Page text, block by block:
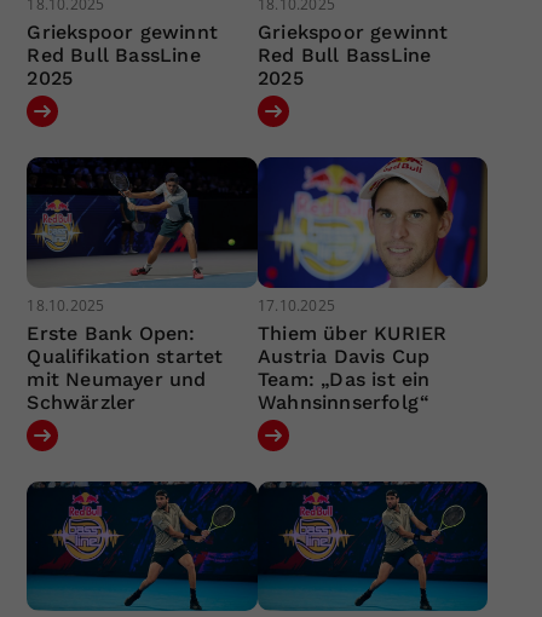
18.10.2025
Griekspoor gewinnt
Red Bull BassLine
2025
18.10.2025
Griekspoor gewinnt
Red Bull BassLine
2025
18.10.2025
Erste Bank Open:
Qualifikation startet
mit Neumayer und
Schwärzler
17.10.2025
Thiem über KURIER
Austria Davis Cup
Team: „Das ist ein
Wahnsinnserfolg“